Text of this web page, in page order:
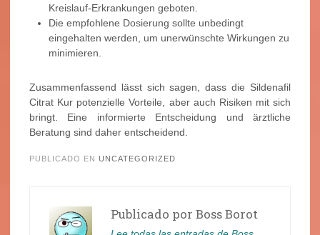
Kreislauf-Erkrankungen geboten.
Die empfohlene Dosierung sollte unbedingt
eingehalten werden, um unerwünschte Wirkungen zu
minimieren.
Zusammenfassend lässt sich sagen, dass die Sildenafil
Citrat Kur potenzielle Vorteile, aber auch Risiken mit sich
bringt. Eine informierte Entscheidung und ärztliche
Beratung sind daher entscheidend.
PUBLICADO EN UNCATEGORIZED
Publicado por Boss Borot